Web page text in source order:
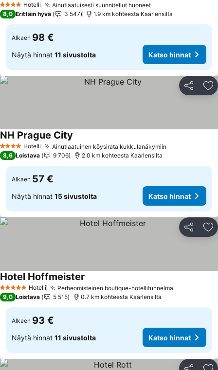
4 Tähtiluokitus
Hotelli Ainutlaatuisesti suunnitellut huoneet
8,0 Erittäin hyvä 3 547 1.9 km kohteesta Kaarlensilta
Alkaen 98 €
Näytä hinnat 11 sivustolta Katso hinnat
Jaa
4 Tähtiluokitus
Hotelli Ainutlaatuinen köysirata kukkulanäkymiin
NH Prague City
8,6 Loistava 9 706 2.0 km kohteesta Kaarlensilta
Alkaen 57 €
Näytä hinnat 15 sivustolta Katso hinnat
Jaa
5 Tähtiluokitus
Hotelli Perheomisteinen boutique-hotellitunnelma
Hotel Hoffmeister
9,0 Loistava 5 515 0.7 km kohteesta Kaarlensilta
Alkaen 93 €
Näytä hinnat 11 sivustolta Katso hinnat